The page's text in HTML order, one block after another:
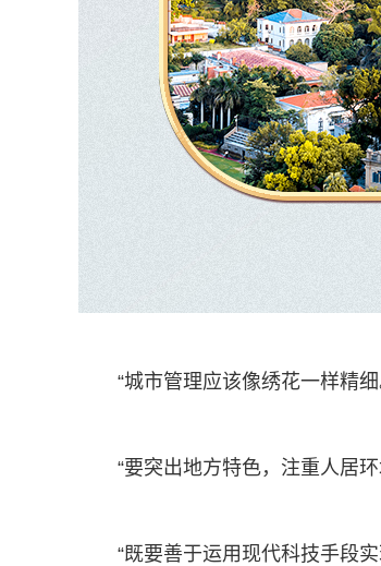
“城市管理应该像绣花一样精细
“要突出地方特色，注重人居
“既要善于运用现代科技手段